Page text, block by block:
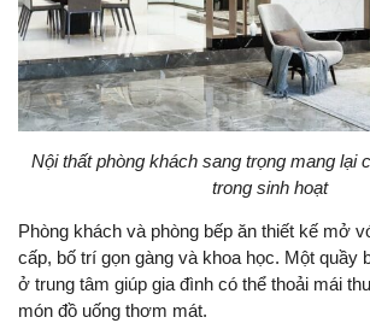
Nội thất phòng khách sang trọng mang lại
trong sinh hoạt
Phòng khách và phòng bếp ăn thiết kế mở
cấp, bố trí gọn gàng và khoa học. Một quầy
ở trung tâm giúp gia đình có thể thoải mái
món đồ uống thơm mát.